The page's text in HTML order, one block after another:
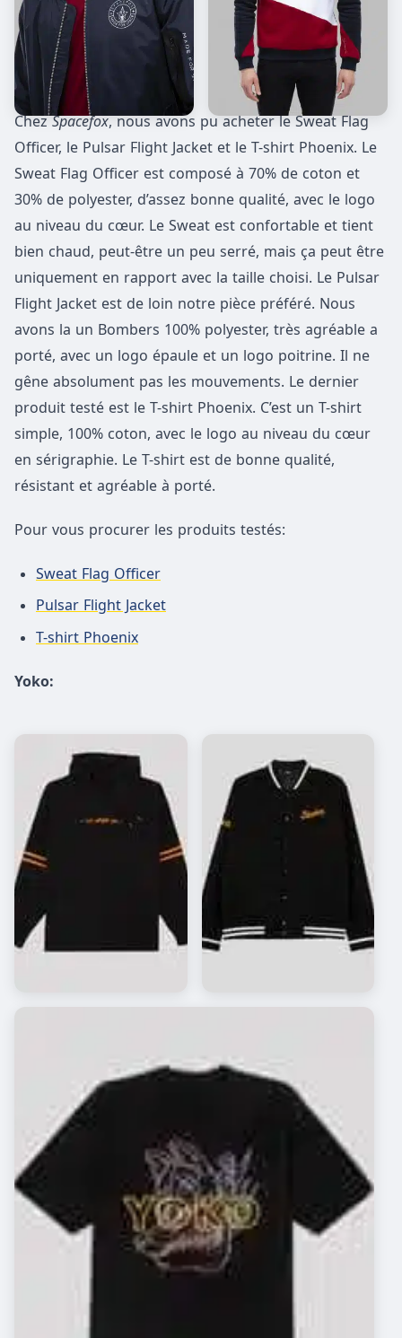
ChezSpacefox, nous avons pu acheter le Sweat Flag
Officer, le Pulsar Flight Jacket et le T-shirt Phoenix. Le
Sweat Flag Officer est composé à 70% de coton et
30% de polyester, d’assez bonne qualité, avec le logo
au niveau du cœur. Le Sweat est confortable et tient
bien chaud, peut-être un peu serré, mais ça peut être
uniquement en rapport avec la taille choisi. Le Pulsar
Flight Jacket est de loin notre pièce préféré. Nous
avons la un Bombers 100% polyester, très agréable a
porté, avec un logo épaule et un logo poitrine. Il ne
gêne absolument pas les mouvements. Le dernier
produit testé est le T-shirt Phoenix. C’est un T-shirt
simple, 100% coton, avec le logo au niveau du cœur
en sérigraphie. Le T-shirt est de bonne qualité,
résistant et agréable à porté.
Pour vous procurer les produits testés:
Sweat Flag Officer
Pulsar Flight Jacket
T-shirt Phoenix
Yoko: